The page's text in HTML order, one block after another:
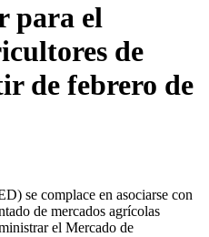
para el
de
de febrero de
se complace en asociarse con
de mercados agrícolas
el Mercado de